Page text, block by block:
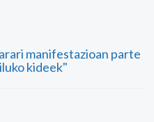
manifestazioan parte
kideek"